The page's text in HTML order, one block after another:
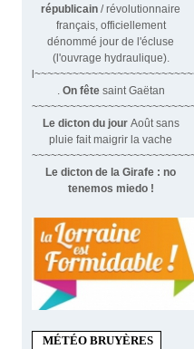
républicain / révolutionnaire
français, officiellement
dénommé jour de l'écluse
(l'ouvrage hydraulique).
On fête saint Gaëtan
Le dicton du jour Août sans
pluie fait maigrir la vache
Le dicton de la Girafe : no
tenemos miedo !
MÉTÉO BRUYÈRES